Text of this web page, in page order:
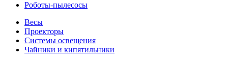
Роботы-пылесосы
Весы
Проекторы
Системы освещения
Чайники и кипятильники